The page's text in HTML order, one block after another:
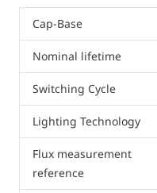
Cap-Base
Nominal lifetime
Switching Cycle
Lighting Technology
Flux measurement
reference